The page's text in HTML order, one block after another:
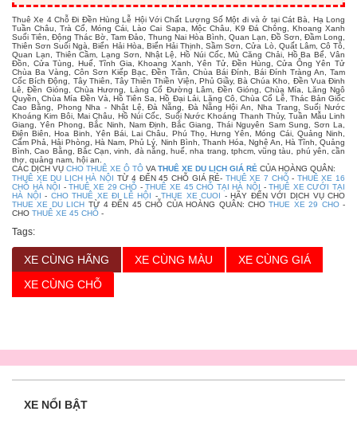
Thuê Xe 4 Chỗ Đi Đền Hùng Lễ Hội Với Chất Lượng Số Một đi và ở tại Cát Bà, Hạ Long
Tuần Châu, Trà Cổ, Móng Cái, Lào Cai Sapa, Mộc Châu, K9 Đá Chông, Khoang Xanh
Suối Tiên, Động Thác Bờ, Tam Đảo, Thung Nai Hòa Bình, Quan Lạn, Đồ Sơn, Đầm Long,
Thiên Sơn Suối Ngà, Biển Hải Hòa, Biển Hải Thịnh, Sầm Sơn, Cửa Lò, Quất Lâm, Cô Tô,
Quan Lạn, Thiên Cầm, Lạng Sơn, Nhật Lệ, Hồ Núi Cốc, Mù Căng Chải, Hồ Ba Bể, Vân
Đồn, Cửa Tùng, Huế, Tĩnh Gia, Khoang Xanh, Yên Tử, Đền Hùng, Cửa Ông Yên Tử
Chùa Ba Vàng, Côn Sơn Kiếp Bạc, Đền Trần, Chùa Bái Đính, Bái Đính Tràng An, Tam
Cốc Bích Động, Tây Thiên, Tây Thiên Thiền Viện, Phủ Giầy, Bà Chúa Kho, Đền Vua Đinh
Lê, Đền Gióng, Chùa Hương, Làng Cổ Đường Lâm, Đền Gióng, Chùa Mía, Lăng Ngô
Quyền, Chùa Mía Đền Và, Hồ Tiên Sa, Hồ Đại Lải, Lăng Cô, Chùa Cổ Lễ, Thác Bản Giốc
Cao Bằng, Phong Nha - Nhật Lệ, Đà Nẵng, Đà Nẵng Hội An, Nha Trang, Suối Nước
Khoáng Kim Bôi, Mai Châu, Hồ Núi Cốc, Suối Nước Khoáng Thanh Thủy, Tuần Mẫu Linh
Giang, Yên Phong, Bắc Ninh, Nam Định, Bắc Giang, Thái Nguyên Sam Sung, Sơn La,
Điện Biên, Hoa Binh, Yên Bái, Lai Châu, Phú Thọ, Hưng Yên, Móng Cái, Quảng Ninh,
Cẩm Phả, Hải Phòng, Hà Nam, Phủ Lý, Ninh Bình, Thanh Hóa, Nghệ An, Hà Tĩnh, Quảng
Bình, Cao Bằng, Bắc Cạn, vinh, đà nẵng, huế, nha trang, tphcm, vũng tàu, phú yên, cần
thơ, quảng nam, hội an.
CÁC DỊCH VỤ CHO THUÊ XE Ô TÔ VA THUÊ XE DU LỊCH GIÁ RẺ CỦA HOÀNG QUÂN:
THUÊ XE DU LỊCH HÀ NỘI TỪ 4 ĐẾN 45 CHỖ GIÁ RẺ- THUÊ XE 7 CHỖ- THUÊ XE 16
CHỖ HÀ NỘI -THUÊ XE 29 CHỖ -THUÊ XE 45 CHỖ TẠI HÀ NỘI -THUÊ XE CƯỚI TẠI
HÀ NỘI - CHO THUÊ XE ĐI LỄ HỘI -THUE XE CUOI - HÃY ĐẾN VỚI DỊCH VỤ CHO
THUE XE DU LICH TỪ 4 ĐẾN 45 CHỖ CỦA HOÀNG QUÂN: CHOTHUE XE 29 CHO-
CHO THUÊ XE 45 CHỖ -
Tags:
XE CÙNG HÃNG XE CÙNG MÀU
XE CÙNG GIÁ
XE CÙNG CHỖ
XE NỔI BẬT